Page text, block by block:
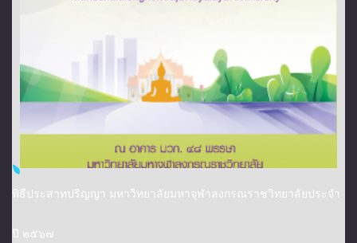
พิธีประสาทปริญญา มหาวิทยาลัยมหาจุฬาลงกรณราชวิทยาลัยประจำ
ปี ๒๕๖๗